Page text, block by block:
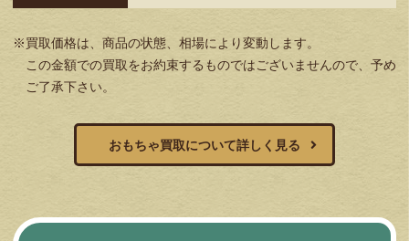
※買取価格は、商品の状態、相場により変動します。
この金額での買取をお約束するものではございませんので、予め
ご了承下さい。
おもちゃ買取について詳しく見る